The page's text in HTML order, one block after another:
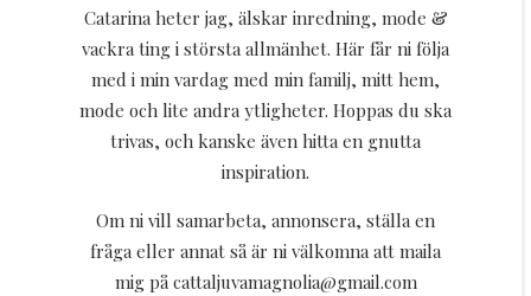
Catarina heter jag, älskar inredning, mode &
vackra ting i största allmänhet. Här får ni följa
med i min vardag med min familj, mitt hem,
mode och lite andra ytligheter. Hoppas du ska
trivas, och kanske även hitta en gnutta
inspiration.
Om ni vill samarbeta, annonsera, ställa en
fråga eller annat så är ni välkomna att maila
mig på cattaljuvamagnolia@gmail.com